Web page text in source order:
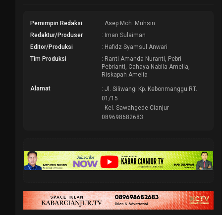
Pemimpin Redaksi
: Asep Moh. Muhsin
Redaktur/Produser
: Iman Sulaiman
Editor/Produksi
: Hafidz Syamsul Anwari
Tim Produksi
: Ranti Amanda Nuranti, Pebri
Pebrianti, Cahaya Nabila Amelia,
Riskapah Amelia
Alamat
: Jl. Siliwangi Kp. Kebonmanggu RT.
01/15
Kel. Sawahgede Cianjur
089698682683